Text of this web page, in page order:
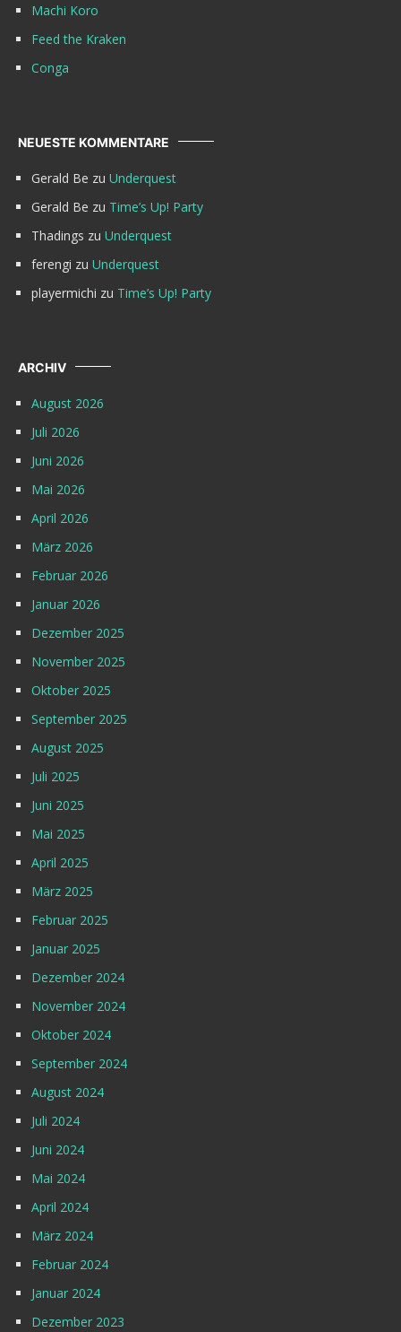
Machi Koro
Feed the Kraken
Conga
NEUESTE KOMMENTARE
Gerald Be zu Underquest
Gerald Be zu Time’s Up! Party
Thadings zu Underquest
ferengi zu Underquest
playermichi zu Time’s Up! Party
ARCHIV
August 2026
Juli 2026
Juni 2026
Mai 2026
April 2026
März 2026
Februar 2026
Januar 2026
Dezember 2025
November 2025
Oktober 2025
September 2025
August 2025
Juli 2025
Juni 2025
Mai 2025
April 2025
März 2025
Februar 2025
Januar 2025
Dezember 2024
November 2024
Oktober 2024
September 2024
August 2024
Juli 2024
Juni 2024
Mai 2024
April 2024
März 2024
Februar 2024
Januar 2024
Dezember 2023